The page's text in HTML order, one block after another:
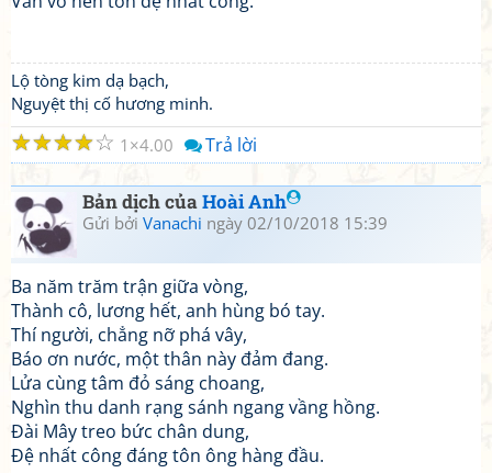
Lộ tòng kim dạ bạch,
Nguyệt thị cố hương minh.
☆
☆
☆
☆
☆ 1 4.00 Trả lời
Bản dịch củaHoài Anh
Gửi bởi Vanachi ngày 02/10/2018 15:39
Ba năm trăm trận giữa vòng,
Thành cô, lương hết, anh hùng bó tay.
Thí người, chẳng nỡ phá vây,
Báo ơn nước, một thân này đảm đang.
Lửa cùng tâm đỏ sáng choang,
Nghìn thu danh rạng sánh ngang vầng hồng.
Đài Mây treo bức chân dung,
Đệ nhất công đáng tôn ông hàng đầu.